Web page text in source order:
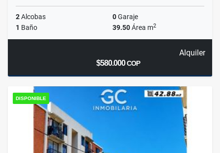
2Alcobas 0Garaje
1 Baño 39.50Área m2
Alquiler
$580.000COP
DISPONIBLE